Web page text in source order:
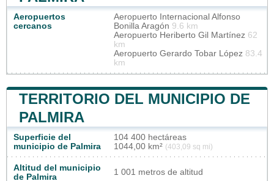
Aeropuertos
cercanos
Aeropuerto Internacional Alfonso
Bonilla Aragón 9.6 km
Aeropuerto Heriberto Gil Martínez 62
km
Aeropuerto Gerardo Tobar López 83.4
km
TERRITORIO DEL MUNICIPIO DE
PALMIRA
Superficie del
municipio de Palmira
104 400 hectáreas
1044,00 km² (403,09 sq mi)
Altitud del municipio
de Palmira
1 001 metros de altitud